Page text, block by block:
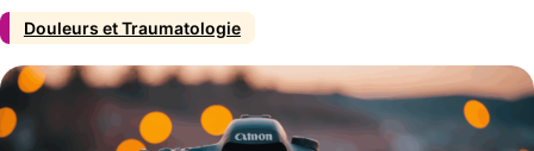
Douleurs et Traumatologie